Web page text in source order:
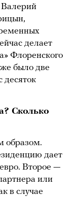
делает
Флоренского
было две
десяток
Сколько
образом.
дает
Второе —
или
в случае